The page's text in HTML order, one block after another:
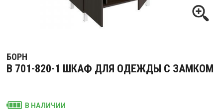
БОРН
В 701-820-1 ШКАФ ДЛЯ ОДЕЖДЫ С ЗАМКОМ
В НАЛИЧИИ